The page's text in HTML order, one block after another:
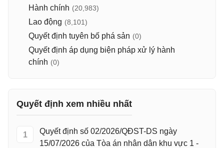
Hành chính (20,983)
Lao động (8,101)
Quyết định tuyên bố phá sản (0)
Quyết định áp dụng biện pháp xử lý hành
chính (0)
Quyết định xem nhiều nhất
1
Quyết định số 02/2026/QĐST-DS ngày
15/07/2026 của Tòa án nhân dân khu vực 1 -